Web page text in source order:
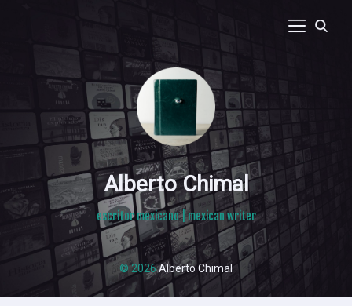
Alberto Chimal
escritor mexicano | mexican writer
© 2026Alberto Chimal